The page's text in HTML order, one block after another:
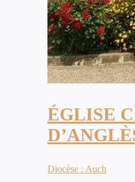
ÉGLISE
Diocèse : Auch